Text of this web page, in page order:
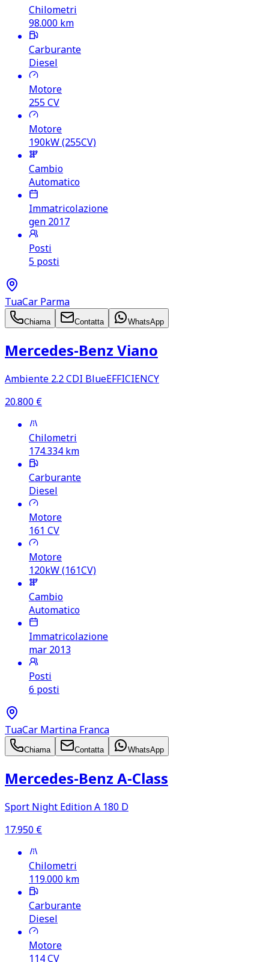
Chilometri
98.000 km
Carburante
Diesel
Motore
255CV
Motore
190kW (255CV)
Cambio
Automatico
Immatricolazione
gen 2017
Posti
5 posti
TuaCar Parma
Chiama Contatta WhatsApp
Mercedes‑Benz Viano
Ambiente 2.2 CDI BlueEFFICIENCY
20.800 €
Chilometri
174.334 km
Carburante
Diesel
Motore
161 CV
Motore
120kW (161CV)
Cambio
Automatico
Immatricolazione
mar 2013
Posti
6 posti
TuaCar Martina Franca
Chiama Contatta WhatsApp
Mercedes‑Benz A‑Class
Sport Night Edition A 180 D
17.950 €
Chilometri
119.000 km
Carburante
Diesel
Motore
114CV